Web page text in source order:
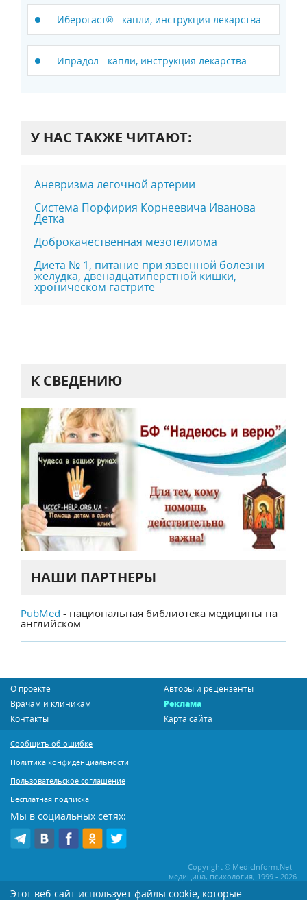
Иберогаст® - капли, инструкция лекарства
Ипрадол - капли, инструкция лекарства
У НАС ТАКЖЕ ЧИТАЮТ:
Аневризма легочной артерии
Система Порфирия Корнеевича Иванова
Детка
Доброкачественная мезотелиома
Диета № 1, питание при язвенной болезни
желудка, двенадцатиперстной кишки,
хроническом гастрите
К СВЕДЕНИЮ
НАШИ ПАРТНЕРЫ
PubMed - национальная библиотека медицины на
английском
О проекте
Авторы и рецензенты
Врачам и клиникам
Реклама
Контакты
Карта сайта
Сообщить об ошибке
Политика конфиденциальности
Пользовательское соглашение
Бесплатная подписка
Мы в социальных сетях:
Copyright © MedicInform.Net -
медицина, психология, 1999 - 2026
Этот веб-сайт использует файлы cookie, которые